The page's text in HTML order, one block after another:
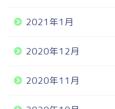
2021年1月
2020年12月
2020年11月